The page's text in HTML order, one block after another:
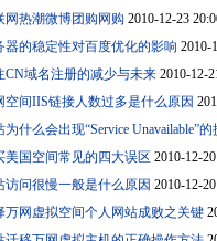
网热潮微博团购网购 2010-12-23
器的稳定性对百度优化的影响 2010-
CN域名注册的减少与未来 2010-12-
空间IIS链接人数过多是什么原因
为什么会出现“Service Unavailable”的
美国空间常见的四大误区 2010-12-
访问很慢一般是什么原因 2010-12-
万网虚拟空间个人网站成败之关键